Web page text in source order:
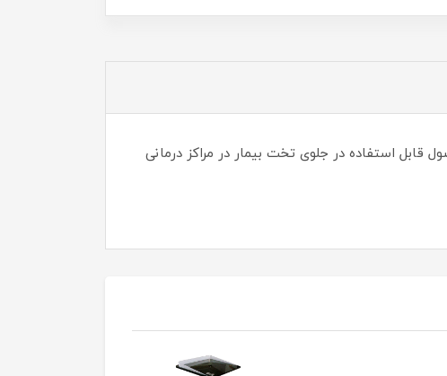
استفاده در جلوی تخت بیمار در مراکز درمانی